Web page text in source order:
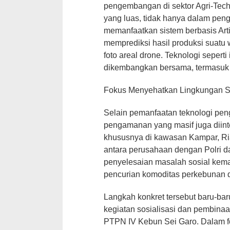
pengembangan di sektor Agri-
yang luas, tidak hanya dalam
memanfaatkan sistem berbasis
memprediksi hasil produksi
foto areal drone. Teknologi
dikembangkan bersama,
Fokus Menyehatkan Lingkungan
Selain pemanfaatan teknologi
pengamanan yang masif juga
khususnya di kawasan Kampar,
antara perusahaan dengan Polri
penyelesaian masalah sosial
pencurian komoditas perkebunan
Langkah konkret tersebut baru-
kegiatan sosialisasi dan
PTPN IV Kebun Sei Garo. Dalam